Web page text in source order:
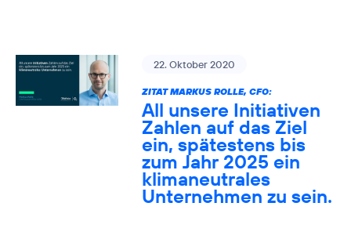
22. Oktober 2020
ZITAT MARKUS ROLLE, CFO:
All unsere Initiativen
Zahlen auf das Ziel
ein, spätestens bis
zum Jahr 2025 ein
klimaneutrales
Unternehmen zu sein.